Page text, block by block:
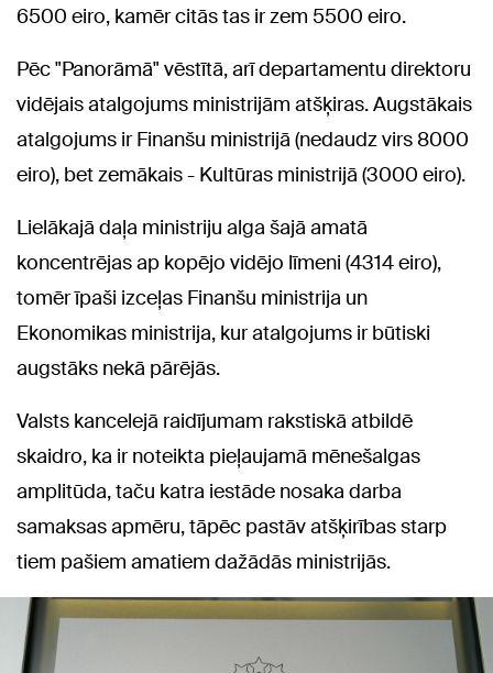
6500 eiro, kamēr citās tas ir zem 5500 eiro.
Pēc "Panorāmā" vēstītā, arī departamentu direktoru
vidējais atalgojums ministrijām atšķiras. Augstākais
atalgojums ir Finanšu ministrijā (nedaudz virs 8000
eiro), bet zemākais - Kultūras ministrijā (3000 eiro).
Lielākajā daļa ministriju alga šajā amatā
koncentrējas ap kopējo vidējo līmeni (4314 eiro),
tomēr īpaši izceļas Finanšu ministrija un
Ekonomikas ministrija, kur atalgojums ir būtiski
augstāks nekā pārējās.
Valsts kancelejā raidījumam rakstiskā atbildē
skaidro, ka ir noteikta pieļaujamā mēnešalgas
amplitūda, taču katra iestāde nosaka darba
samaksas apmēru, tāpēc pastāv atšķirības starp
tiem pašiem amatiem dažādās ministrijās.